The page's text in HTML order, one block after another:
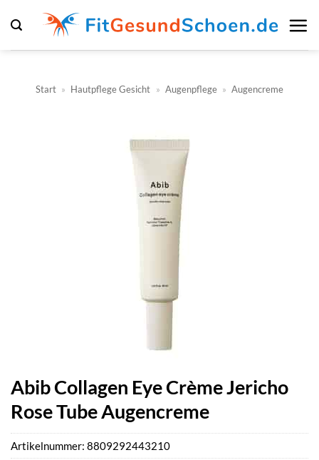
Inhalt
springen
Start » Hautpflege Gesicht » Augenpflege » Augencreme
Abib Collagen Eye Crème Jericho
Rose Tube Augencreme
Artikelnummer: 8809292443210